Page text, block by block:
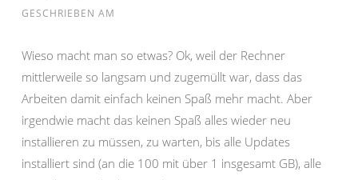
GESCHRIEBEN AM
Wieso macht man so etwas? Ok, weil der Rechner
mittlerweile so langsam und zugemüllt war, dass das
Arbeiten damit einfach keinen Spaß mehr macht. Aber
irgendwie macht das keinen Spaß alles wieder neu
installieren zu müssen, zu warten, bis alle Updates
installiert sind (an die 100 mit über 1 insgesamt GB), alle